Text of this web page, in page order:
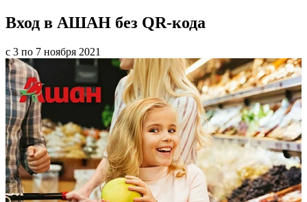
Вход в АШАН без QR-кода
с 3 по 7 ноября 2021